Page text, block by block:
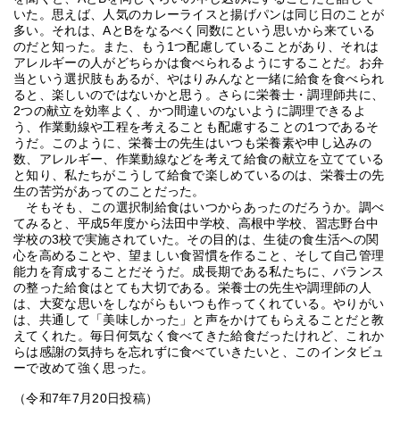
いた。思えば、人気のカレーライスと揚げパンは同じ日のことが
多い。それは、AとBをなるべく同数にという思いから来ている
のだと知った。また、もう1つ配慮していることがあり、それは
アレルギーの人がどちらかは食べられるようにすることだ。お弁
当という選択肢もあるが、やはりみんなと一緒に給食を食べられ
ると、楽しいのではないかと思う。さらに栄養士・調理師共に、
2つの献立を効率よく、かつ間違いのないように調理できるよ
う、作業動線や工程を考えることも配慮することの1つであるそ
うだ。このように、栄養士の先生はいつも栄養素や申し込みの
数、アレルギー、作業動線などを考えて給食の献立を立てている
と知り、私たちがこうして給食で楽しめているのは、栄養士の先
生の苦労があってのことだった。
そもそも、この選択制給食はいつからあったのだろうか。調べ
てみると、平成5年度から法田中学校、高根中学校、習志野台中
学校の3校で実施されていた。その目的は、生徒の食生活への関
心を高めることや、望ましい食習慣を作ること、そして自己管理
能力を育成することだそうだ。成長期である私たちに、バランス
の整った給食はとても大切である。栄養士の先生や調理師の人
は、大変な思いをしながらもいつも作ってくれている。やりがい
は、共通して「美味しかった」と声をかけてもらえることだと教
えてくれた。毎日何気なく食べてきた給食だったけれど、これか
らは感謝の気持ちを忘れずに食べていきたいと、このインタビュ
ーで改めて強く思った。
（令和7年7月20日投稿）